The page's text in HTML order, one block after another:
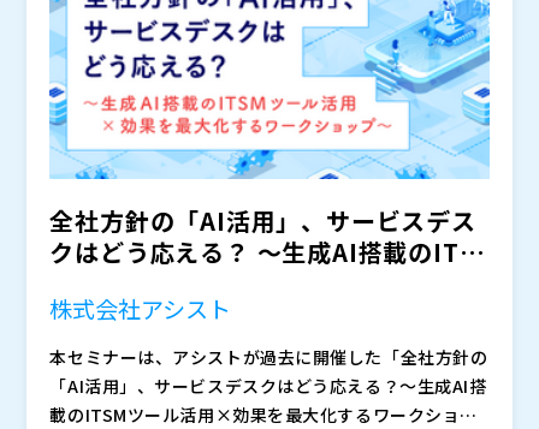
をお伝えします。
全社方針の「AI活用」、サービスデス
クはどう応える？ ～生成AI搭載のITS
株式会社アシスト
本セミナーは、アシストが過去に開催した「全社方針の
「AI活用」、サービスデスクはどう応える？～生成AI搭
載のITSMツール活用×効果を最大化するワークショッ